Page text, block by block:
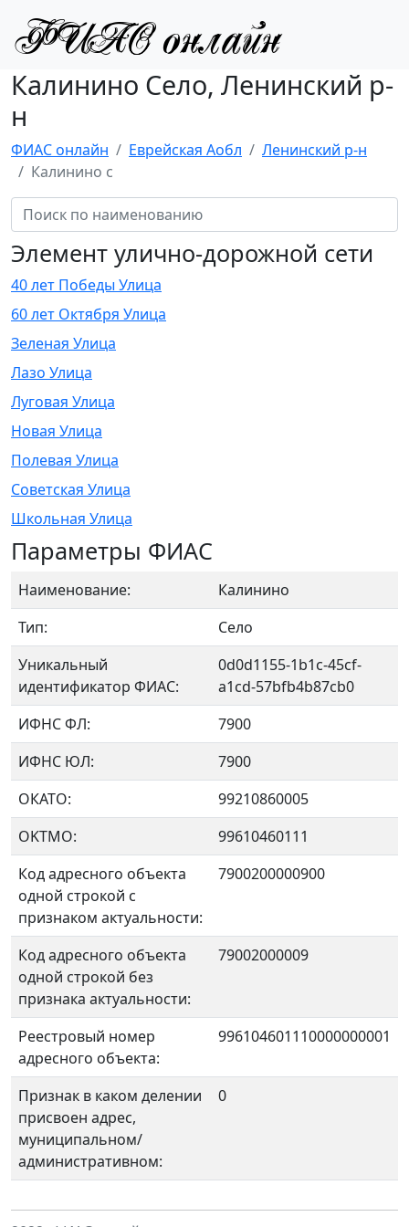
Калинино Село, Ленинский р-
н
ФИАС онлайн Еврейская Аобл
Ленинский р-н
Калинино с
Элемент улично-дорожной сети
40 лет Победы Улица
60 лет Октября Улица
Зеленая Улица
Лазо Улица
Луговая Улица
Новая Улица
Полевая Улица
Советская Улица
Школьная Улица
Параметры ФИАС
Наименование:
Калинино
Тип:
Село
Уникальный
идентификатор ФИАС:
0d0d1155-1b1c-45cf-
a1cd-57bfb4b87cb0
ИФНС ФЛ:
7900
ИФНС ЮЛ:
7900
ОКАТО:
99210860005
OKTMO:
99610460111
Код адресного объекта
одной строкой с
признаком актуальности:
7900200000900
Код адресного объекта
одной строкой без
признака актуальности:
79002000009
Реестровый номер
адресного объекта:
996104601110000000001
Признак в каком делении
присвоен адрес,
муниципальном/
административном:
0